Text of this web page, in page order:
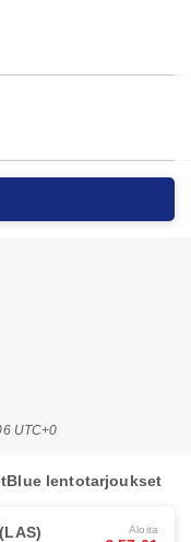
UTC+0
lentotarjoukset
Aloita